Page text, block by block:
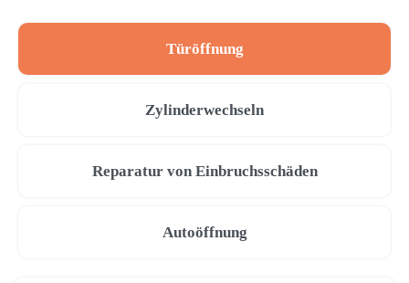
Türöffnung
Zylinderwechseln
Reparatur von Einbruchsschäden
Autoöffnung